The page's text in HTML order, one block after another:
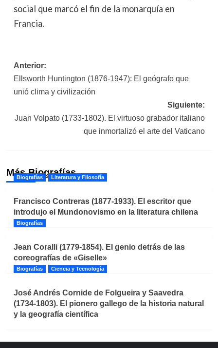
social que marcó el fin de la monarquía en
Francia.
Navegación
de
entradas
Anterior:
Ellsworth Huntington (1876-1947): El geógrafo que
unió clima y civilización
Siguiente:
Juan Volpato (1733-1802). El virtuoso grabador italiano
que inmortalizó el arte del Vaticano
Más Biografías
Biografías Literatura y Filosofía
Francisco Contreras (1877-1933). El escritor que
introdujo el Mundonovismo en la literatura chilena
Biografías
Jean Coralli (1779-1854). El genio detrás de las
coreografías de «Giselle»
Biografías Ciencia y Tecnología
José Andrés Cornide de Folgueira y Saavedra
(1734-1803). El pionero gallego de la historia natural
y la geografía científica